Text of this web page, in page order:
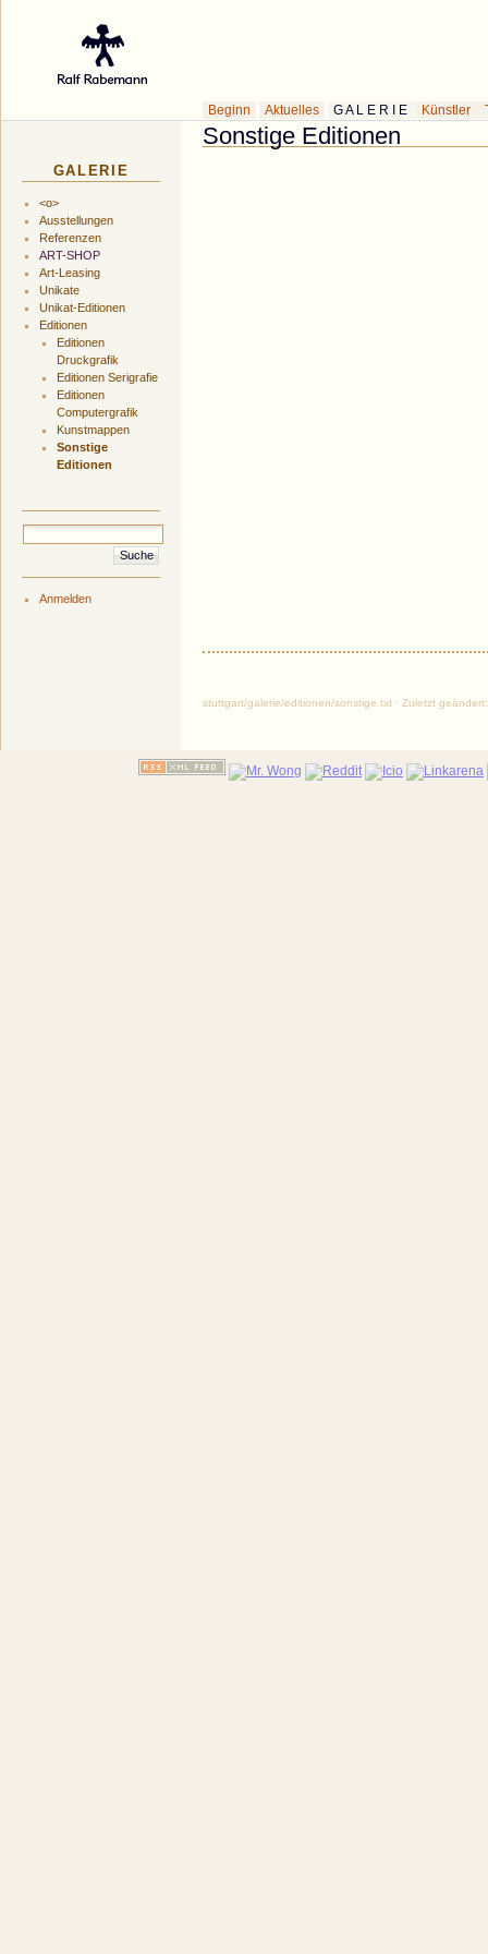
Beginn Aktuelles G A L E R I E Künstler
GALERIE
<o>
Ausstellungen
Referenzen
ART-SHOP
Art-Leasing
Unikate
Unikat-Editionen
Editionen
Editionen
Druckgrafik
Editionen Serigrafie
Editionen
Computergrafik
Kunstmappen
Sonstige
Editionen
Anmelden
Sonstige Editionen
stuttgart/galerie/editionen/sonstige.txt · Zuletzt